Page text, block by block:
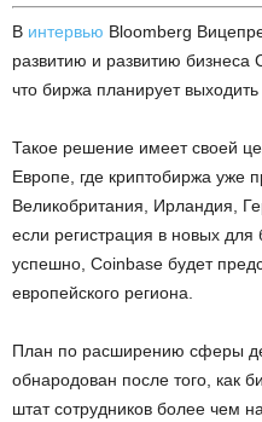
В интервью Bloomberg
развитию и развитию бизнеса
что биржа планирует
Такое решение имеет своей
Европе, где криптобиржа уже
Великобритания, Ирландия,
если регистрация в новых для
успешно, Coinbase будет
европейского региона.
План по расширению сферы
обнародован после того, как
штат сотрудников более чем